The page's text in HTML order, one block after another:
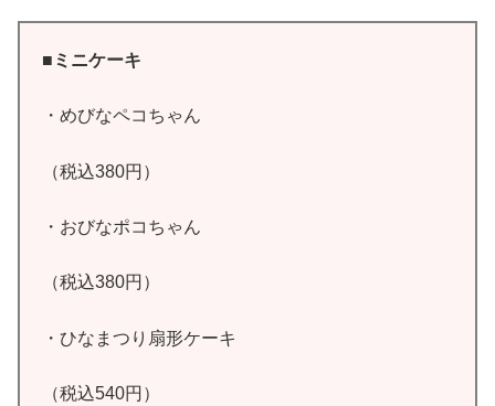
■ミニケーキ
・めびなペコちゃん
（税込380円）
・おびなポコちゃん
（税込380円）
・ひなまつり扇形ケーキ
（税込540円）